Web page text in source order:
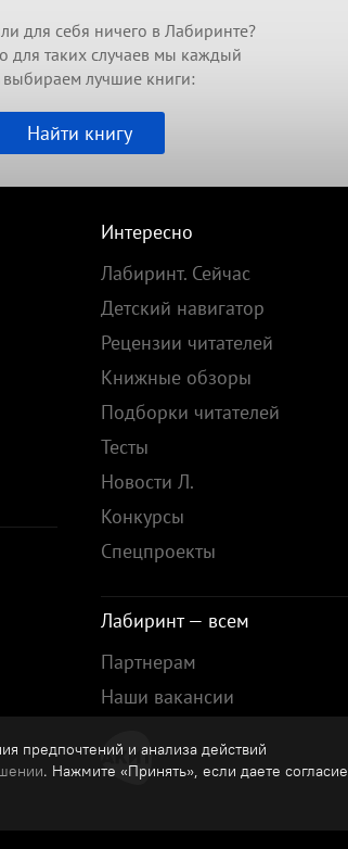
предпочтений и анализа действий
. Нажмите «Принять», если даете согласие
для себя ничего в Лабиринте?
для таких случаев мы каждый
выбираем лучшие книги:
Найти книгу
Интересно
Лабиринт. Сейчас
Детский навигатор
Рецензии читателей
Книжные обзоры
Подборки читателей
Тесты
Новости Л.
Конкурсы
Спецпроекты
Лабиринт — всем
Партнерам
Наши вакансии